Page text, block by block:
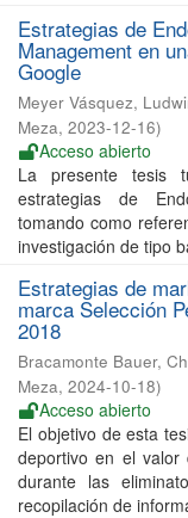
Estrategias de
Management en
Google
Meyer Vásquez,
Meza, 2023-12-16)
Acceso abierto
La presente tesis
estrategias de
tomando como
investigación de tipo
Estrategias de
marca Selección
2018
Bracamonte Bauer,
Meza, 2024-10-18)
Acceso abierto
El objetivo de esta
deportivo en el valor
durante las
recopilación de